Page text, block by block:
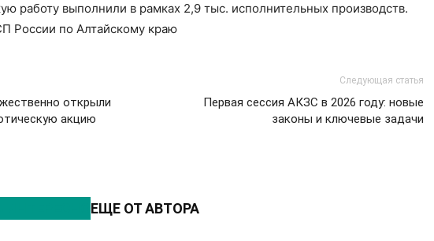
работу выполнили в рамках 2,9 тыс. исполнительных производств.
России по Алтайскому краю
открыли
акцию
Следующая статья
Первая сессия АКЗС в 2026 году: новые
законы и ключевые задачи
ЕЩЕ ОТ АВТОРА